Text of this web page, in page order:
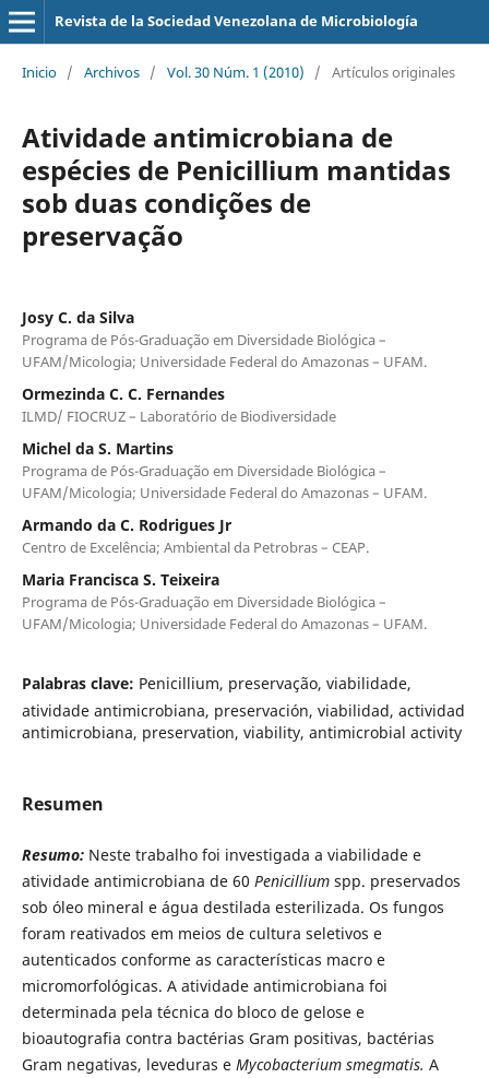
Revista de la Sociedad Venezolana de Microbiología
Inicio / Archivos / Vol. 30 Núm. 1 (2010) / Artículos originales
Atividade antimicrobiana de
espécies de Penicillium mantidas
sob duas condições de
preservação
Josy C. da Silva
Programa de Pós-Graduação em Diversidade Biológica –
UFAM/Micologia; Universidade Federal do Amazonas – UFAM.
Ormezinda C. C. Fernandes
ILMD/ FIOCRUZ – Laboratório de Biodiversidade
Michel da S. Martins
Programa de Pós-Graduação em Diversidade Biológica –
UFAM/Micologia; Universidade Federal do Amazonas – UFAM.
Armando da C. Rodrigues Jr
Centro de Excelência; Ambiental da Petrobras – CEAP.
Maria Francisca S. Teixeira
Programa de Pós-Graduação em Diversidade Biológica –
UFAM/Micologia; Universidade Federal do Amazonas – UFAM.
Palabras clave: Penicillium, preservação, viabilidade,
atividade antimicrobiana, preservación, viabilidad, actividad
antimicrobiana, preservation, viability, antimicrobial activity
Resumen
Resumo:Neste trabalho foi investigada a viabilidade e
atividade antimicrobiana de 60 Penicilliumspp. preservados
sob óleo mineral e água destilada esterilizada. Os fungos
foram reativados em meios de cultura seletivos e
autenticados conforme as características macro e
micromorfológicas. A atividade antimicrobiana foi
determinada pela técnica do bloco de gelose e
bioautografia contra bactérias Gram positivas, bactérias
Gram negativas, leveduras e Mycobacterium smegmatis. A